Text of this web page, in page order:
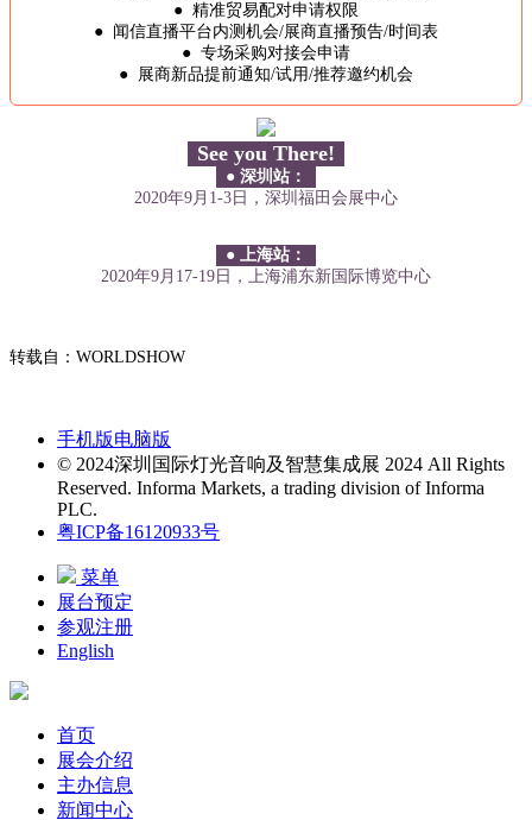
● 精准贸易配对申请权限
● 闻信直播平台内测机会/展商直播预告/时间表
● 专场采购对接会申请
● 展商新品提前通知/试用/推荐邀约机会
See you There!
● 深圳站：
2020年9月1-3日，深圳福田会展中心
● 上海站：
2020年9月17-19日，上海浦东新国际博览中心
转载自：WORLDSHOW
手机版电脑版
© 2024深圳国际灯光音响及智慧集成展 2024 All Rights
Reserved. Informa Markets, a trading division of Informa
PLC.
粤ICP备16120933号
菜单
展台预定
参观注册
English
首页
展会介绍
主办信息
新闻中心